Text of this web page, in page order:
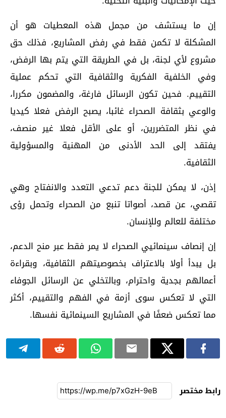
إن ما يستشف من مجمل هذه المعطيات هو أن
المشكلة لا تكمن فقط في رفض المشاريع، فذلك حق
مشروع لأي لجنة، بل في الطريقة التي يتم بها الرفض،
وفي الخلفية الفكرية والثقافية التي تحكم عملية
التقييم. فحين تكون الرسائل فارغة، والمضمون مكررا،
والوعي بثقافة الصحراء غائبا، يصبح الرفض فعلا كيديا
في نظر المتضررين، أو على الأقل فعلا غير منصف،
يفتقد إلى الحد الأدنى من المهنية والمسؤولية
الثقافية.
إذن، لا يمكن للجنة دعم تدعي التعدد والانفتاح وهي
تقصي، عن قصد، أصواتا تنبع من الصحراء وتحمل رؤى
مختلفة للعالم وللإنسان.
إن إنصاف سينمائيي الصحراء لا يمر فقط عبر منح الدعم،
بل يبدأ أولا بالاعتراف بخصوصيتهم الثقافية، وبقراءة
أعمالهم بجدية واحترام، وبالتخلي عن الرسائل الجوفاء
التي لا تعكس سوى أزمة في الفهم والتقييم، أكثر
مما تعكس ضعفًا في المشاريع السينمائية نفسها.
رابط مختصر